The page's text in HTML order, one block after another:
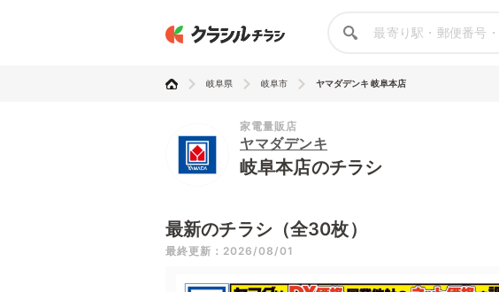
岐阜県 岐阜市 ヤマダデンキ 岐阜本店
家電量販店
ヤマダデンキ
岐阜本店のチラシ
最新のチラシ（全30枚）
最終更新：2026/08/01